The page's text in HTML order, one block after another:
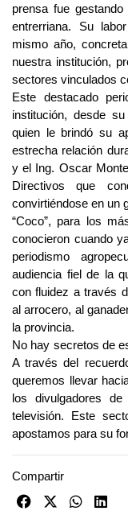
prensa fue
entrerriana. Su
mismo año,
nuestra institución,
sectores vinculados
Este destacado
institución, desde
quien le brindó su
estrecha relación
y el Ing. Oscar
Directivos que
convirtiéndose en un
“Coco”, para los
conocieron cuando
periodismo
audiencia fiel de la
con fluidez a través
al arrocero, al
la provincia.
No hay secretos de
A través del
queremos llevar
los divulgadores
televisión. Este
apostamos para su
Compartir